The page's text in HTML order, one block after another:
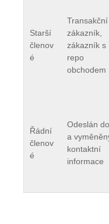
Starší
členov
é
Transakční
zákazník,
zákazník s
repo
obchodem
Řádní
členov
é
Odeslán
a
kontaktní
informace